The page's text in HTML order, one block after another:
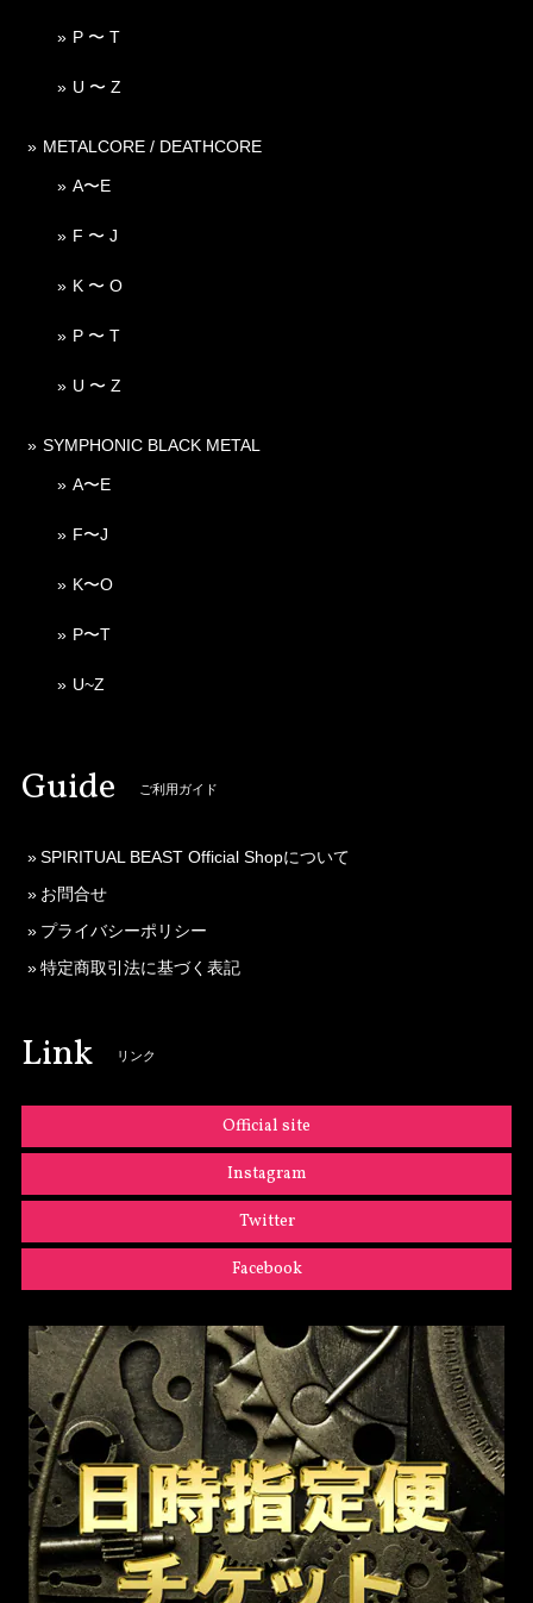
P 〜 T
U 〜 Z
METALCORE / DEATHCORE
A〜E
F 〜 J
K 〜 O
P 〜 T
U 〜 Z
SYMPHONIC BLACK METAL
A〜E
F〜J
K〜O
P〜T
U~Z
Guide ご利用ガイド
SPIRITUAL BEAST Official Shopについて
お問合せ
プライバシーポリシー
特定商取引法に基づく表記
Link リンク
Official site
Instagram
Twitter
Facebook